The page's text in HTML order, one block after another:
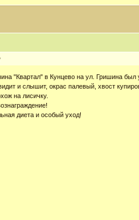
"Квартал" в Кунцево на ул. Гришина был
и слышит, окрас палевый, хвост
на лисичку.
диета и особый уход!